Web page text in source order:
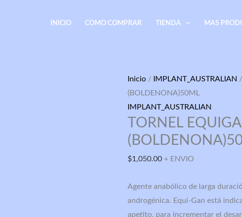
INICIO COMO COMPRAR TIENDA MAS
Inicio / IMPLANT_AUSTRALIAN
(BOLDENONA)50ML
IMPLANT_AUSTRALIAN
TORNEL
$1,050.00 + ENVIO
Agente anabólico de larga
androgénica. Equi-Gan está
apetito, para incrementar el
TORNEL
EQUIGAN
(BOLDENONA)50ML
cantidad